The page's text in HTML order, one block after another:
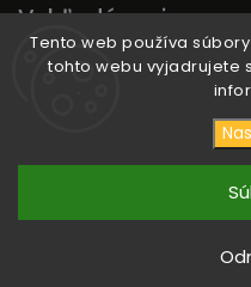
Tento web používa
tohto webu vyjadrujete
Vyhľadávanie